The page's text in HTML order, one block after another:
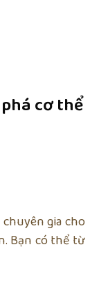
cơ thể
gia cho
Bạn có thể từ